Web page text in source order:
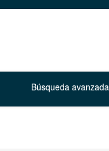
Búsqueda avanzada